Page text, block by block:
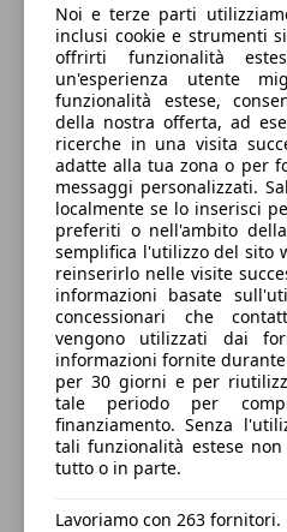
Noi e terze parti
inclusi cookie e strumenti
offrirti funzionalità
un'esperienza utente
funzionalità estese,
della nostra offerta, ad
ricerche in una visita
adatte alla tua zona o per
messaggi personalizzati.
localmente se lo inserisci
preferiti o nell'ambito
semplifica l'utilizzo del sito
reinserirlo nelle visite
informazioni basate
concessionari che
vengono utilizzati dai
informazioni fornite
per 30 giorni e per
tale periodo per
finanziamento. Senza
tali funzionalità estese
tutto o in parte.
Lavoriamo con 263 fornitori.